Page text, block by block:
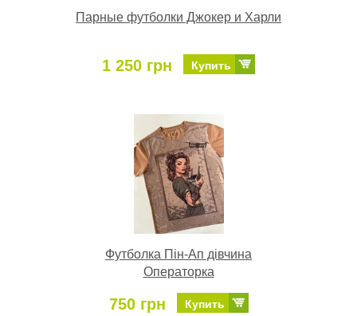
Парные футболки Джокер и Харли
1 250 грн Купить
Футболка Пін-Ап дівчина
Операторка
750 грн Купить